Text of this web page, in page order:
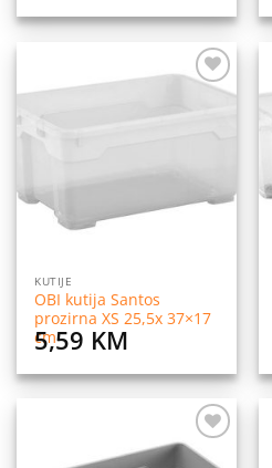
KUTIJE
OBI kutija Santos
prozirna XS 25,5x 37×17
cm
5,59 KM
Dodaj